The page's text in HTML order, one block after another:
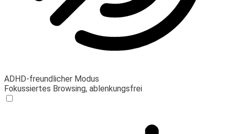
ADHD-freundlicher Modus
Fokussiertes Browsing, ablenkungsfrei